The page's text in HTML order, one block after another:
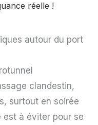
réelle !
autour du port
clandestin,
surtout en soirée
est à éviter pour se